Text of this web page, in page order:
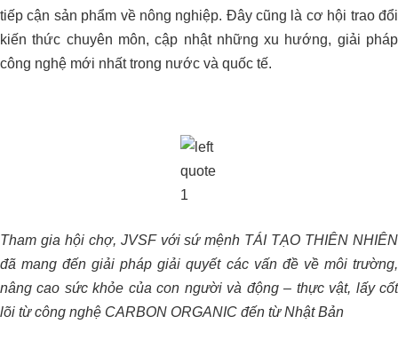
tiếp cận sản phẩm về nông nghiệp. Đây cũng là cơ hội trao đổi
kiến thức chuyên môn, cập nhật những xu hướng, giải pháp
công nghệ mới nhất trong nước và quốc tế.
Tham gia hội chợ, JVSF với sứ mệnh TÁI TẠO THIÊN NHIÊN
đã mang đến giải pháp giải quyết các vấn đề về môi trường,
nâng cao sức khỏe của con người và động – thực vật, lấy cốt
lõi từ công nghệ CARBON ORGANIC đến từ Nhật Bản
Anh Hải_Tây Ninh
QUY TRÌNH NÂNG VÀ GIỮ pH ỔN
ĐỊNH CHO ĐẤT TRỒNG SẦU